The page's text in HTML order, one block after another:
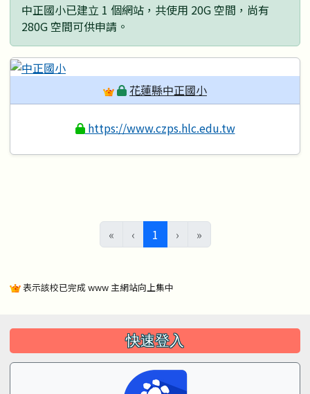
中正國小已建立 1 個網站，共使用 20G 空間，尚有
280G 空間可供申請。
花蓮縣中正國小
https://www.czps.hlc.edu.tw
« ‹ 1 (目前頁次)
› »
表示該校已完成 www 主網站向上集中
左邊區域內容 快速登入